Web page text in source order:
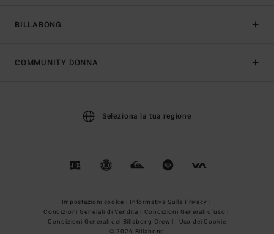
BILLABONG
COMMUNITY DONNA
Seleziona la tua regione
Impostazioni cookie | Informativa Sulla Privacy |
Condizioni Generali di Vendita | Condizioni Generali d’uso |
Condizioni Generali del Billabong Crew |
Uso dei Cookie
© 2026 Billabong